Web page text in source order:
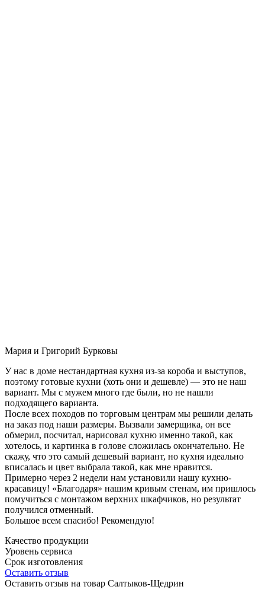
Мария и Григорий Бурковы
У нас в доме нестандартная кухня из-за короба и выступов,
поэтому готовые кухни (хоть они и дешевле) — это не наш
вариант. Мы с мужем много где были, но не нашли
подходящего варианта.
После всех походов по торговым центрам мы решили делать
на заказ под наши размеры. Вызвали замерщика, он все
обмерил, посчитал, нарисовал кухню именно такой, как
хотелось, и картинка в голове сложилась окончательно. Не
скажу, что это самый дешевый вариант, но кухня идеально
вписалась и цвет выбрала такой, как мне нравится.
Примерно через 2 недели нам установили нашу кухню-
красавицу! «Благодаря» нашим кривым стенам, им пришлось
помучиться с монтажом верхних шкафчиков, но результат
получился отменный.
Большое всем спасибо! Рекомендую!
Качество продукции
Уровень сервиса
Срок изготовления
Оставить отзыв
Оставить отзыв на товар Салтыков-Щедрин